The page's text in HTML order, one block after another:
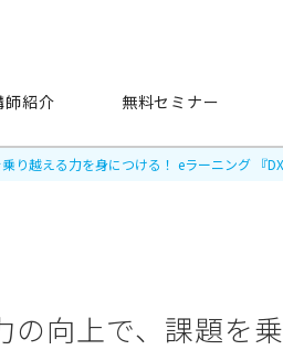
師紹介 無料セミナー
り越える力を身につける！ eラーニング 『
向上で、課題を